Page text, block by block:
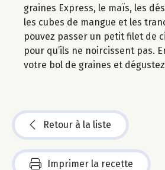
graines Express, le maïs, les
les cubes de mangue et les
pouvez passer un petit filet de
pour qu’ils ne noircissent pas.
votre bol de graines et
Retour à la liste
Imprimer la recette